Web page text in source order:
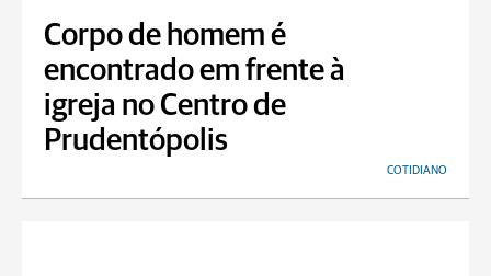
Corpo de homem é
encontrado em frente à
igreja no Centro de
Prudentópolis
COTIDIANO